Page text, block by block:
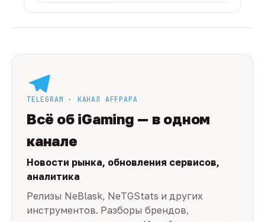
TELEGRAM · КАНАЛ AFFPAPA
Всё об iGaming — в одном
канале
Новости рынка, обновления сервисов,
аналитика
Релизы NeBlask, NeTGStats и других
инструментов. Разборы брендов,